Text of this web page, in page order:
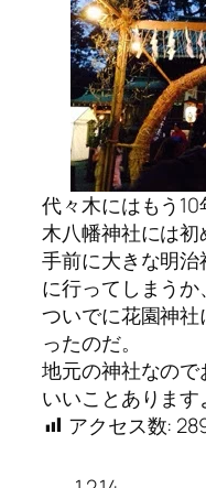
代々木にはもう
木八幡神社には初
手前に大きな明
に行ってしまう
ついでに花園神
ったのだ。
地元の神社なので
いいことあります
アクセス数: